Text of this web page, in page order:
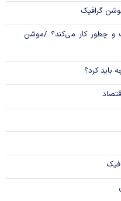
گرافیک
چطور کار می‌کند؟ /موشن
باید کرد؟